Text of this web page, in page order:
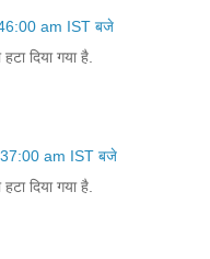
am IST बजे
दिया गया है.
am IST बजे
दिया गया है.